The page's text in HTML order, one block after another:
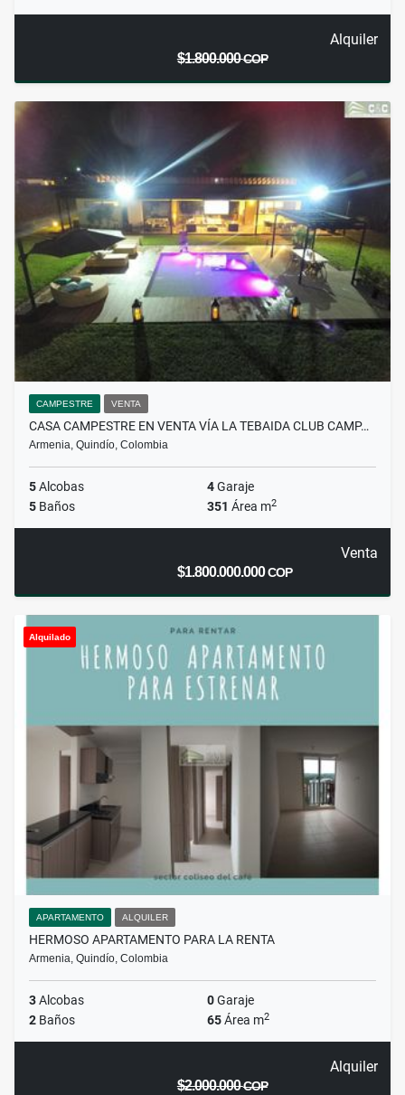
Alquiler
$1.800.000COP
CAMPESTRE VENTA
CASA CAMPESTRE EN VENTA VÍA LA TEBAIDA CLUB CAMP…
Armenia, Quindío, Colombia
5Alcobas 4Garaje
5 Baños 351 Área m2
Venta
$1.800.000.000COP
Alquilado
APARTAMENTO ALQUILER
HERMOSO APARTAMENTO PARA LA RENTA
Armenia, Quindío, Colombia
3Alcobas 0Garaje
2 Baños 65Área m2
Alquiler
$2.000.000COP